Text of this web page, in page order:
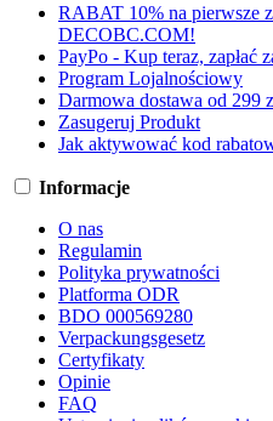
RABAT 10% na pierwsze
DECOBC.COM!
PayPo - Kup teraz, zapłać
Program Lojalnościowy
Darmowa dostawa od 299
Zasugeruj Produkt
Jak aktywować kod
Informacje
O nas
Regulamin
Polityka prywatności
Platforma ODR
BDO 000569280
Verpackungsgesetz
Certyfikaty
Opinie
FAQ